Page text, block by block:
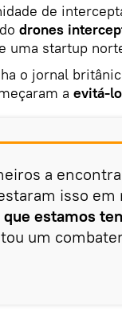
de
drones
uma startup
o jornal
a evitá-
a
isso em
estamos
um